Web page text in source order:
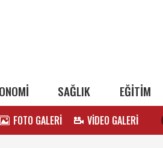
SAĞLIK EĞİTİM
FOTO GALERİ VİDEO GALERİ